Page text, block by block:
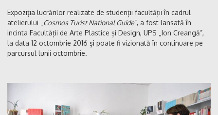
Expoziția lucrărilor realizate de studenții facultății în cadrul
atelierului „ Cosmos Turist National Guide”, a fost lansată în
incinta Facultății de Arte Plastice și Design, UPS „Ion Creangă”,
la data 12 octombrie 2016 și poate fi vizionată în continuare pe
parcursul lunii octombrie.